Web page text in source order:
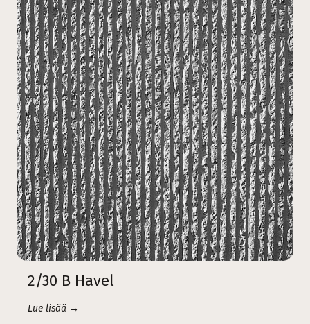
2/30 B Havel
Lue lisää →